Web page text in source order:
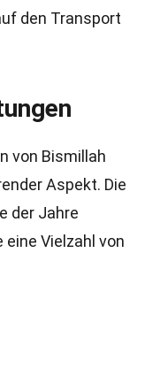
den Transport
von Bismillah
Aspekt. Die
der Jahre
Vielzahl von